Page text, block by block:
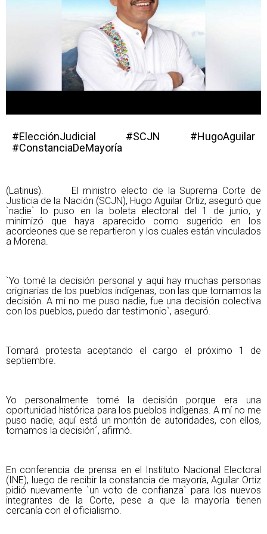
#ElecciónJudicial #SCJN #HugoAguilar
#ConstanciaDeMayoría
(Latinus). El ministro electo de la Suprema Corte de
Justicia de la Nación (SCJN), Hugo Aguilar Ortiz, aseguró que
`nadie` lo puso en la boleta electoral del 1 de junio, y
minimizó que haya aparecido como sugerido en los
acordeones que se repartieron y los cuales están vinculados
a Morena.
`Yo tomé la decisión personal y aquí hay muchas personas
originarias de los pueblos indígenas, con las que tomamos la
decisión. A mi no me puso nadie, fue una decisión colectiva
con los pueblos, puedo dar testimonio`, aseguró.
Tomará protesta aceptando el cargo el próximo 1 de
septiembre.
Yo personalmente tomé la decisión porque era una
oportunidad histórica para los pueblos indígenas. A mí no me
puso nadie, aquí está un montón de autoridades, con ellos,
tomamos la decisión´, afirmó.
En conferencia de prensa en el Instituto Nacional Electoral
(INE), luego de recibir la constancia de mayoría, Aguilar Ortiz
pidió nuevamente `un voto de confianza` para los nuevos
integrantes de la Corte, pese a que la mayoría tienen
cercanía con el oficialismo.